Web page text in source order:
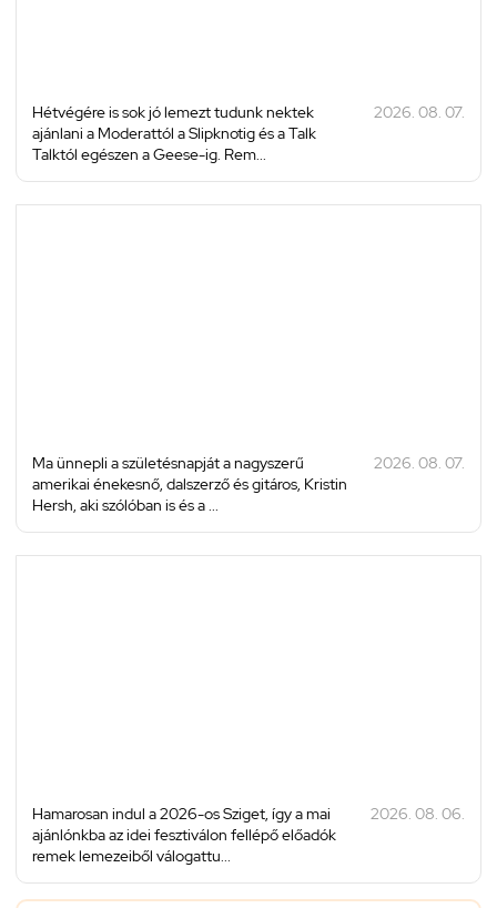
Hétvégére is sok jó lemezt tudunk nektek
ajánlani a Moderattól a Slipknotig és a Talk
Talktól egészen a Geese-ig. Rem...
2026. 08. 07.
Ma ünnepli a születésnapját a nagyszerű
amerikai énekesnő, dalszerző és gitáros, Kristin
Hersh, aki szólóban is és a ...
2026. 08. 07.
Hamarosan indul a 2026-os Sziget, így a mai
ajánlónkba az idei fesztiválon fellépő előadók
remek lemezeiből válogattu...
2026. 08. 06.